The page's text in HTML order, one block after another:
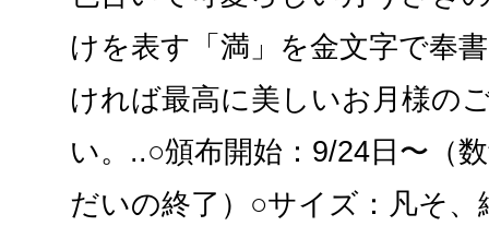
けを表す「満」を金文字で奉
ければ最高に美しいお月様の
い。..○頒布開始：9/24日〜（
だいの終了）○サイズ：凡そ、